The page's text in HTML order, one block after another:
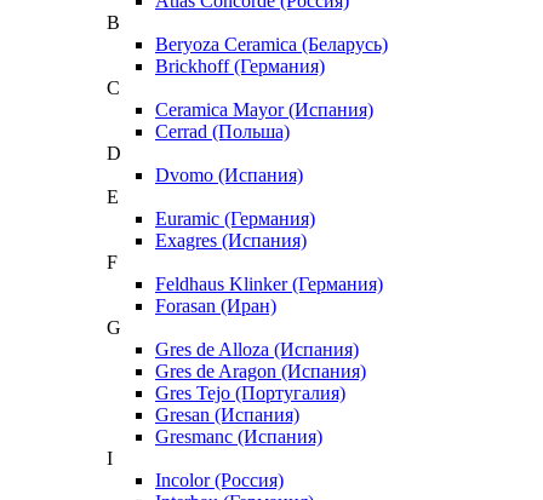
B
Beryoza Ceramica (Беларусь)
Brickhoff (Германия)
C
Ceramica Mayor (Испания)
Cerrad (Польша)
D
Dvomo (Испания)
E
Euramic (Германия)
Exagres (Испания)
F
Feldhaus Klinker (Германия)
Forasan (Иран)
G
Gres de Alloza (Испания)
Gres de Aragon (Испания)
Gres Tejo (Португалия)
Gresan (Испания)
Gresmanc (Испания)
I
Incolor (Россия)